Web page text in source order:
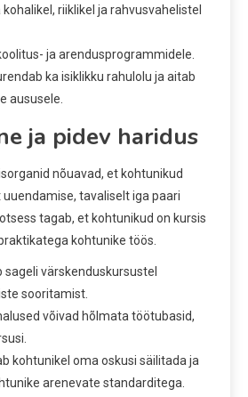
riiklikel ja rahvusvahelistel
ja arendusprogrammidele.
ka isiklikku rahulolu ja aitab
aususele.
ja pidev haridus
nõuavad, et kohtunikud
uuendamise, tavaliselt iga paari
tagab, et kohtunikud on kursis
kohtunike töös.
värskenduskursustel
sooritamist.
võivad hõlmata töötubasid,
kohtunikel oma oskusi säilitada ja
arenevate standarditega.